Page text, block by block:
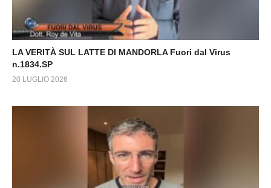
LA VERITÀ SUL LATTE DI MANDORLA Fuori dal Virus
n.1834.SP
20 LUGLIO 2026